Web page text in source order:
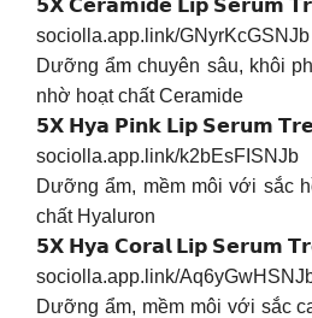
𝟱𝗫 𝗖𝗲𝗿𝗮𝗺𝗶𝗱𝗲 𝗟𝗶𝗽 𝗦𝗲𝗿𝘂𝗺
sociolla.app.link/GNyrKcGSNJb
Dưỡng ẩm chuyên sâu, khôi
nhờ hoạt chất Ceramide
𝟱𝗫 𝗛𝘆𝗮 𝗣𝗶𝗻𝗸 𝗟𝗶𝗽 𝗦𝗲𝗿𝘂𝗺
sociolla.app.link/k2bEsFISNJb
Dưỡng ẩm, mềm môi với sắc
chất Hyaluron
𝟱𝗫 𝗛𝘆𝗮 𝗖𝗼𝗿𝗮𝗹 𝗟𝗶𝗽 𝗦𝗲𝗿𝘂𝗺
sociolla.app.link/
Dưỡng ẩm, mềm môi với sắc